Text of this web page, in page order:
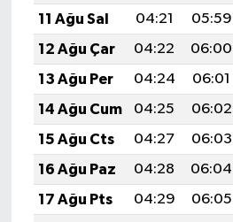
11 Ağu Sal
04:21 05:59
12 Ağu Çar
04:22 06:00
13 Ağu Per
04:24 06:01
14 Ağu Cum
04:25 06:02
15 Ağu Cts
04:27 06:03
16 Ağu Paz
04:28 06:04
17 Ağu Pts
04:29 06:05